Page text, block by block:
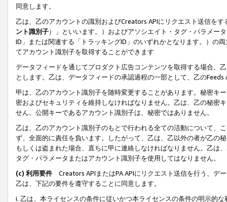
同意します。
乙は、乙のアカウントの識別およびCreators APIにリクエスト送信を
ント識別子）」といいます。）およびアソシエイト・タグ・パラメー
ID」または関連する「トラッキングID」のいずれかとなります。）の
てアカウント識別子を取得することができます
データフィードを通じてプロダクト広告コンテンツを取得する場合、
とします。乙は、データフィードの承認過程の一部として、乙の
甲は、乙のアカウント識別子を随時変更することがあります。秘密キ
密およびセキュリティを維持しなければなりません。乙は、乙の秘密
せん。公開キーであるアカウント識別子は、秘密ではありません。
乙は、乙のアカウント識別子のもとで行われる全ての活動について、
ず、全面的に責任を負います。したがって、乙は、乙以外の者が乙の
もしくは盗まれた場合、直ちに甲に連絡しなければなりません。乙は
タグ・パラメータまたはアカウント識別子を使用してはなりません。
(c) 利用要件 Creators APIまたはPA APIにリクエスト送信を行う、デ
乙は、下記の要件を遵守することに同意します。
i. 乙は、本ライセンスの条件に従いかつ本ライセンスの条件の明示的